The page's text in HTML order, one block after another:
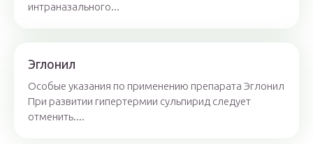
интраназального...
Эглонил
Особые указания по применению препарата Эглонил
При развитии гипертермии сульпирид следует
отменить....